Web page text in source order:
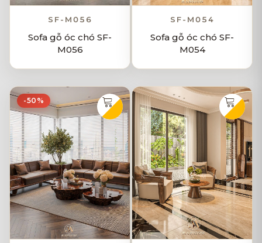
SF-M056
Sofa gỗ óc chó SF-
M056
SF-M054
Sofa gỗ óc chó SF-
M054
-50%